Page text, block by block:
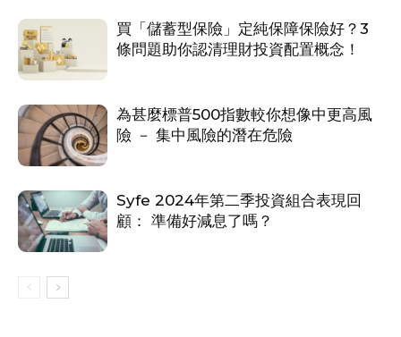
買「儲蓄型保險」定純保障保險好？3
條問題助你認清理財投資配置概念！
為甚麼標普500指數較你想像中更高風
險 － 集中風險的潛在危險
Syfe 2024年第二季投資組合表現回
顧： 準備好減息了嗎？